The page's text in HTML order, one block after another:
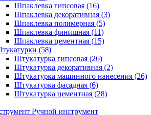
Шпаклевка гипсовая (16)
Шпаклевка декоративная (3)
Шпаклевка полимерная (5)
Шпаклевка финишная (11)
Шпаклевка цементная (15)
(58)
Штукатурка гипсовая (26)
Штукатурка декоративная (2)
Штукатурка машинного нанесения (26)
Штукатурка фасадная (6)
Штукатурка цементная (28)
Ручной инструмент